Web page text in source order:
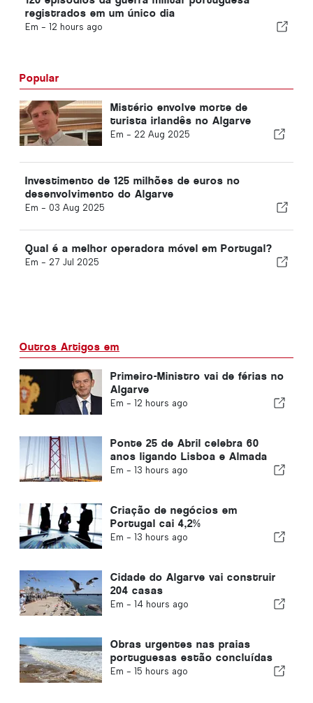
registrados em um único dia
Em - 12 hours ago
Popular
Mistério envolve morte de
turista irlandês no Algarve
Em - 22 Aug 2025
Investimento de 125 milhões de euros no
desenvolvimento do Algarve
Em - 03 Aug 2025
Qual é a melhor operadora móvel em Portugal?
Em - 27 Jul 2025
Outros Artigos em
Primeiro-Ministro vai de férias no
Algarve
Em - 12 hours ago
Ponte 25 de Abril celebra 60
anos ligando Lisboa e Almada
Em - 13 hours ago
Criação de negócios em
Portugal cai 4,2%
Em - 13 hours ago
Cidade do Algarve vai construir
204 casas
Em - 14 hours ago
Obras urgentes nas praias
portuguesas estão concluídas
Em - 15 hours ago